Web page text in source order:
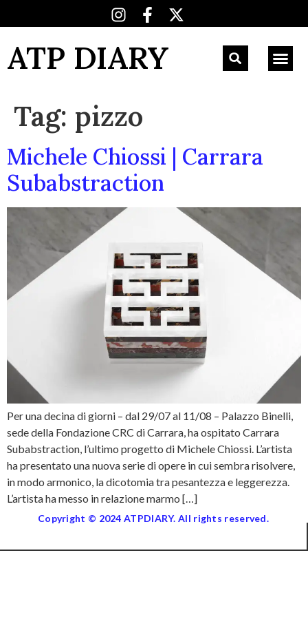
ATP DIARY
Tag: pizzo
Michele Chiossi | Carrara
Subabstraction
Per una decina di giorni – dal 29/07 al 11/08 – Palazzo Binelli,
sede della Fondazione CRC di Carrara, ha ospitato Carrara
Subabstraction, l’ultimo progetto di Michele Chiossi. L’artista
ha presentato una nuova serie di opere in cui sembra risolvere,
in modo armonico, la dicotomia tra pesantezza e leggerezza.
L’artista ha messo in relazione marmo […]
Copyright © 2024 ATPDIARY. All rights reserved.